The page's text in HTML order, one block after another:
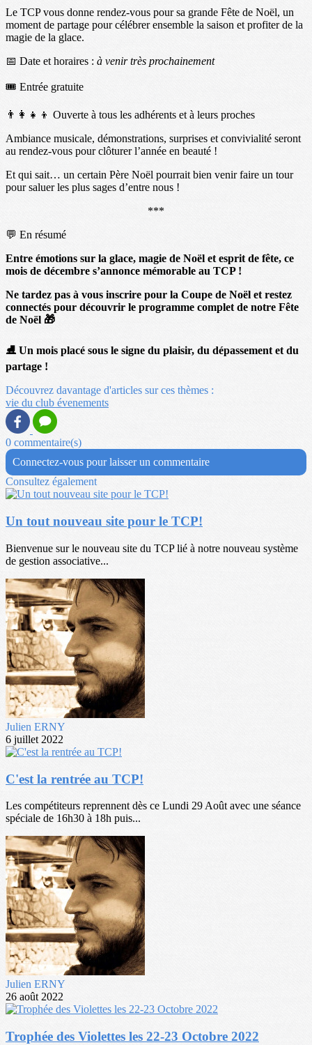
Le TCP vous donne rendez-vous pour sa grande Fête de Noël, un
moment de partage pour célébrer ensemble la saison et profiter de la
magie de la glace.
📅 Date et horaires : à venir très prochainement
🎟️ Entrée gratuite
👨👩👧👦 Ouverte à tous les adhérents et à leurs proches
Ambiance musicale, démonstrations, surprises et convivialité seront
au rendez-vous pour clôturer l’année en beauté !
Et qui sait… un certain Père Noël pourrait bien venir faire un tour
pour saluer les plus sages d’entre nous !
***
💬 En résumé
Entre émotions sur la glace, magie de Noël et esprit de fête, ce
mois de décembre s’annonce mémorable au TCP !
Ne tardez pas à vous inscrire pour la Coupe de Noël et restez
connectés pour découvrir le programme complet de notre Fête
de Noël 🎁
⛸️ Un mois placé sous le signe du plaisir, du dépassement et du
partage !
Découvrez davantage d'articles sur ces thèmes :
vie du club évenements
0 commentaire(s)
Connectez-vous pour laisser un commentaire
Consultez également
Un tout nouveau site pour le TCP!
Bienvenue sur le nouveau site du TCP lié à notre nouveau système
de gestion associative...
Julien ERNY
6 juillet 2022
C'est la rentrée au TCP!
Les compétiteurs reprennent dès ce Lundi 29 Août avec une séance
spéciale de 16h30 à 18h puis...
Julien ERNY
26 août 2022
Trophée des Violettes les 22-23 Octobre 2022